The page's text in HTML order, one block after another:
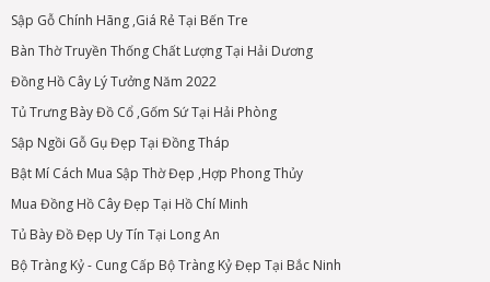
Sập Gỗ Chính Hãng ,Giá Rẻ Tại Bến Tre
Bàn Thờ Truyền Thống Chất Lượng Tại Hải Dương
Đồng Hồ Cây Lý Tưởng Năm 2022
Tủ Trưng Bày Đồ Cổ ,Gốm Sứ Tại Hải Phòng
Sập Ngồi Gỗ Gụ Đẹp Tại Đồng Tháp
Bật Mí Cách Mua Sập Thờ Đẹp ,Hợp Phong Thủy
Mua Đồng Hồ Cây Đẹp Tại Hồ Chí Minh
Tủ Bày Đồ Đẹp Uy Tín Tại Long An
Bộ Tràng Kỷ - Cung Cấp Bộ Tràng Kỷ Đẹp Tại Bắc Ninh